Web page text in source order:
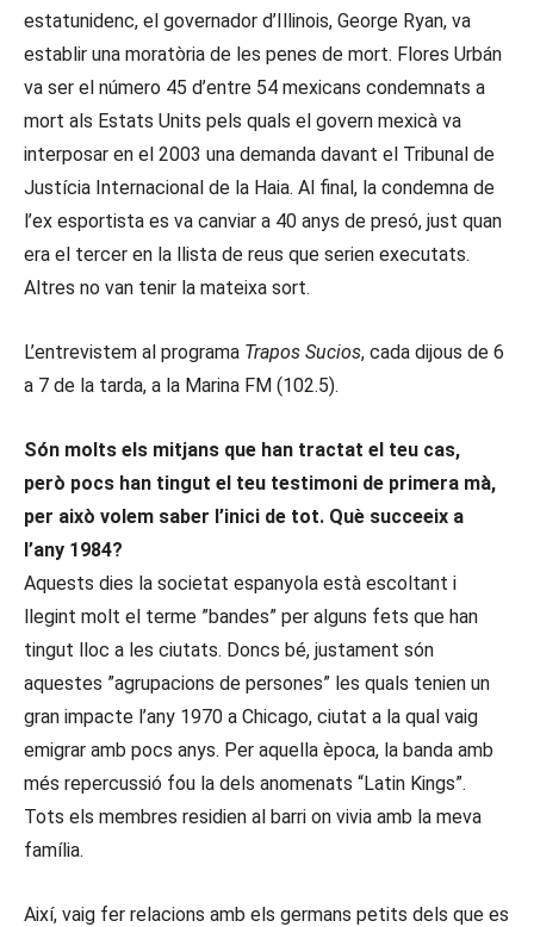
estatunidenc, el governador d’Illinois, George Ryan, va
establir una moratòria de les penes de mort. Flores Urbán
va ser el número 45 d’entre 54 mexicans condemnats a
mort als Estats Units pels quals el govern mexicà va
interposar en el 2003 una demanda davant el Tribunal de
Justícia Internacional de la Haia. Al final, la condemna de
l’ex esportista es va canviar a 40 anys de presó, just quan
era el tercer en la llista de reus que serien executats.
Altres no van tenir la mateixa sort.
L’entrevistem al programa Trapos Sucios, cada dijous de 6
a 7 de la tarda, a la Marina FM (102.5).
Són molts els mitjans que han tractat el teu cas,
però pocs han tingut el teu testimoni de primera mà,
per això volem saber l’inici de tot. Què succeeix a
l’any 1984?
Aquests dies la societat espanyola està escoltant i
llegint molt el terme ”bandes” per alguns fets que han
tingut lloc a les ciutats. Doncs bé, justament són
aquestes ”agrupacions de persones” les quals tenien un
gran impacte l’any 1970 a Chicago, ciutat a la qual vaig
emigrar amb pocs anys. Per aquella època, la banda amb
més repercussió fou la dels anomenats “Latin Kings”.
Tots els membres residien al barri on vivia amb la meva
família.
Així, vaig fer relacions amb els germans petits dels que es